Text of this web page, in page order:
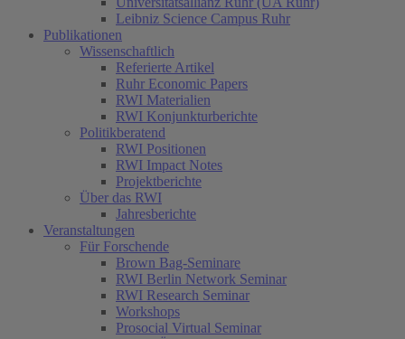
Leibniz Science Campus Ruhr
Publikationen
Wissenschaftlich
Referierte Artikel
Ruhr Economic Papers
RWI Materialien
RWI Konjunkturberichte
Politikberatend
RWI Positionen
RWI Impact Notes
Projektberichte
Über das RWI
Jahresberichte
Veranstaltungen
Für Forschende
Brown Bag-Seminare
RWI Berlin Network Seminar
RWI Research Seminar
Workshops
Prosocial Virtual Seminar